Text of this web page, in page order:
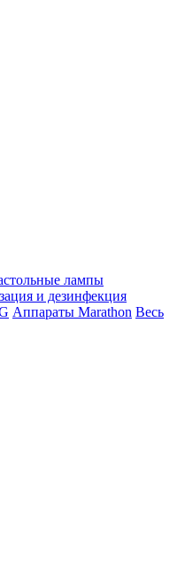
лампы
и дезинфекция
Аппараты Marathon Весь